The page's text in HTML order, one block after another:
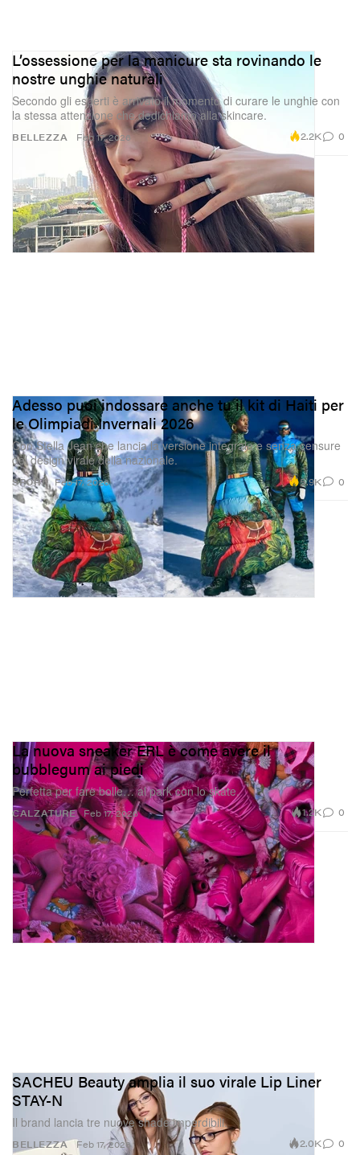
BELLEZZA
L’ossessione per la manicure sta rovinando le
nostre unghie naturali
Secondo gli esperti è arrivato il momento di curare le unghie con
la stessa attenzione che dedichiamo alla skincare.
Feb 17, 2026 2.2K 0
SPORT
Adesso puoi indossare anche tu il kit di Haiti per
le Olimpiadi Invernali 2026
Con Stella Jean che lancia la versione integrale e senza censure
del design virale della nazionale.
Feb 17, 2026 5.9K 0
CALZATURE
La nuova sneaker ERL è come avere il
bubblegum ai piedi
Perfetta per fare bolle… al park con lo skate.
Feb 17, 2026 1.2K 0
BELLEZZA
SACHEU Beauty amplia il suo virale Lip Liner
STAY-N
Il brand lancia tre nuove shade imperdibili.
Feb 17, 2026 2.0K 0